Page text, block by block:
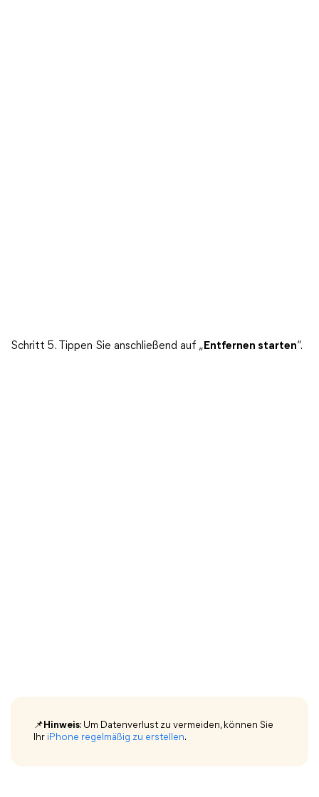
Schritt 5. Tippen Sie anschließend auf „ Entfernen starten“.
📌Hinweis: Um Datenverlust zu vermeiden, können Sie
Ihr iPhone regelmäßig zu erstellen.